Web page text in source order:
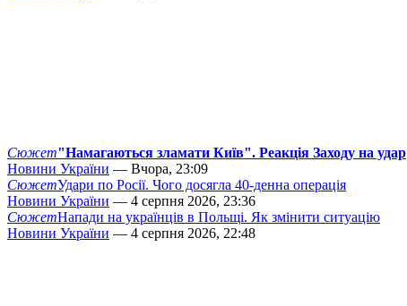
Сюжет"Намагаються зламати Київ". Реакція Заходу на удар
Новини України — Вчора, 23:09
СюжетУдари по Росії. Чого досягла 40-денна операція
Новини України — 4 серпня 2026, 23:36
СюжетНапади на українців в Польщі. Як змінити ситуацію
Новини України — 4 серпня 2026, 22:48